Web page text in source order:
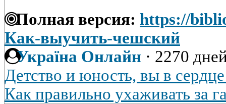
Полная версия: https://
Как-выучить-чешский
Україна Онлайн · 2270
Детство и юность, вы в
Как правильно ухаживать за